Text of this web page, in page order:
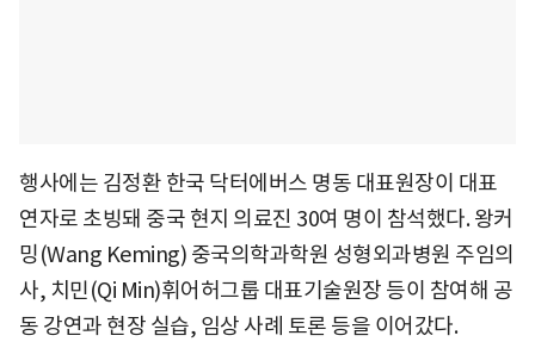
행사에는 김정환 한국 닥터에버스 명동 대표원장이 대표
연자로 초빙돼 중국 현지 의료진 30여 명이 참석했다. 왕커
밍(Wang Keming) 중국의학과학원 성형외과병원 주임의
사, 치민(Qi Min)휘어허그룹 대표기술원장 등이 참여해 공
동 강연과 현장 실습, 임상 사례 토론 등을 이어갔다.